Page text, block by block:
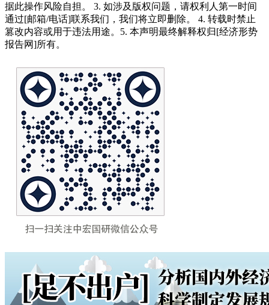
据此操作风险自担。 3. 如涉及版权问题，请权利人第一时间
通过[邮箱/电话]联系我们，我们将立即删除。 4. 转载时禁止
篡改内容或用于违法用途。5. 本声明最终解释权归[经济形势
报告网]所有。